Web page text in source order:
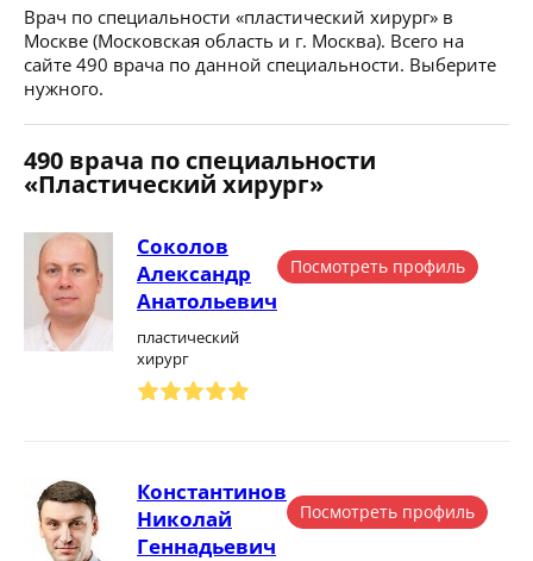
Врач по специальности «пластический хирург» в
Москве (Московская область и г. Москва). Всего на
сайте 490 врача по данной специальности. Выберите
нужного.
490 врача по специальности
«Пластический хирург»
Соколов
Александр
Анатольевич
пластический
хирург
Посмотреть профиль
Константинов
Николай
Геннадьевич
Посмотреть профиль